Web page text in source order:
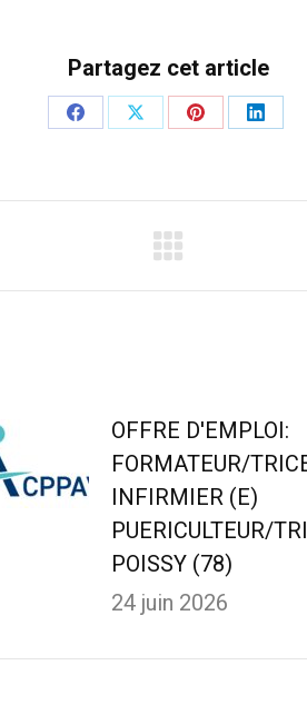
Partagez cet article
PartagerPartagerPartager
OFFRE D'EMPLOI:
FORMATEUR/
INFIRMIER (E)
PUERICULTEUR/
POISSY (78)
24 juin 2026